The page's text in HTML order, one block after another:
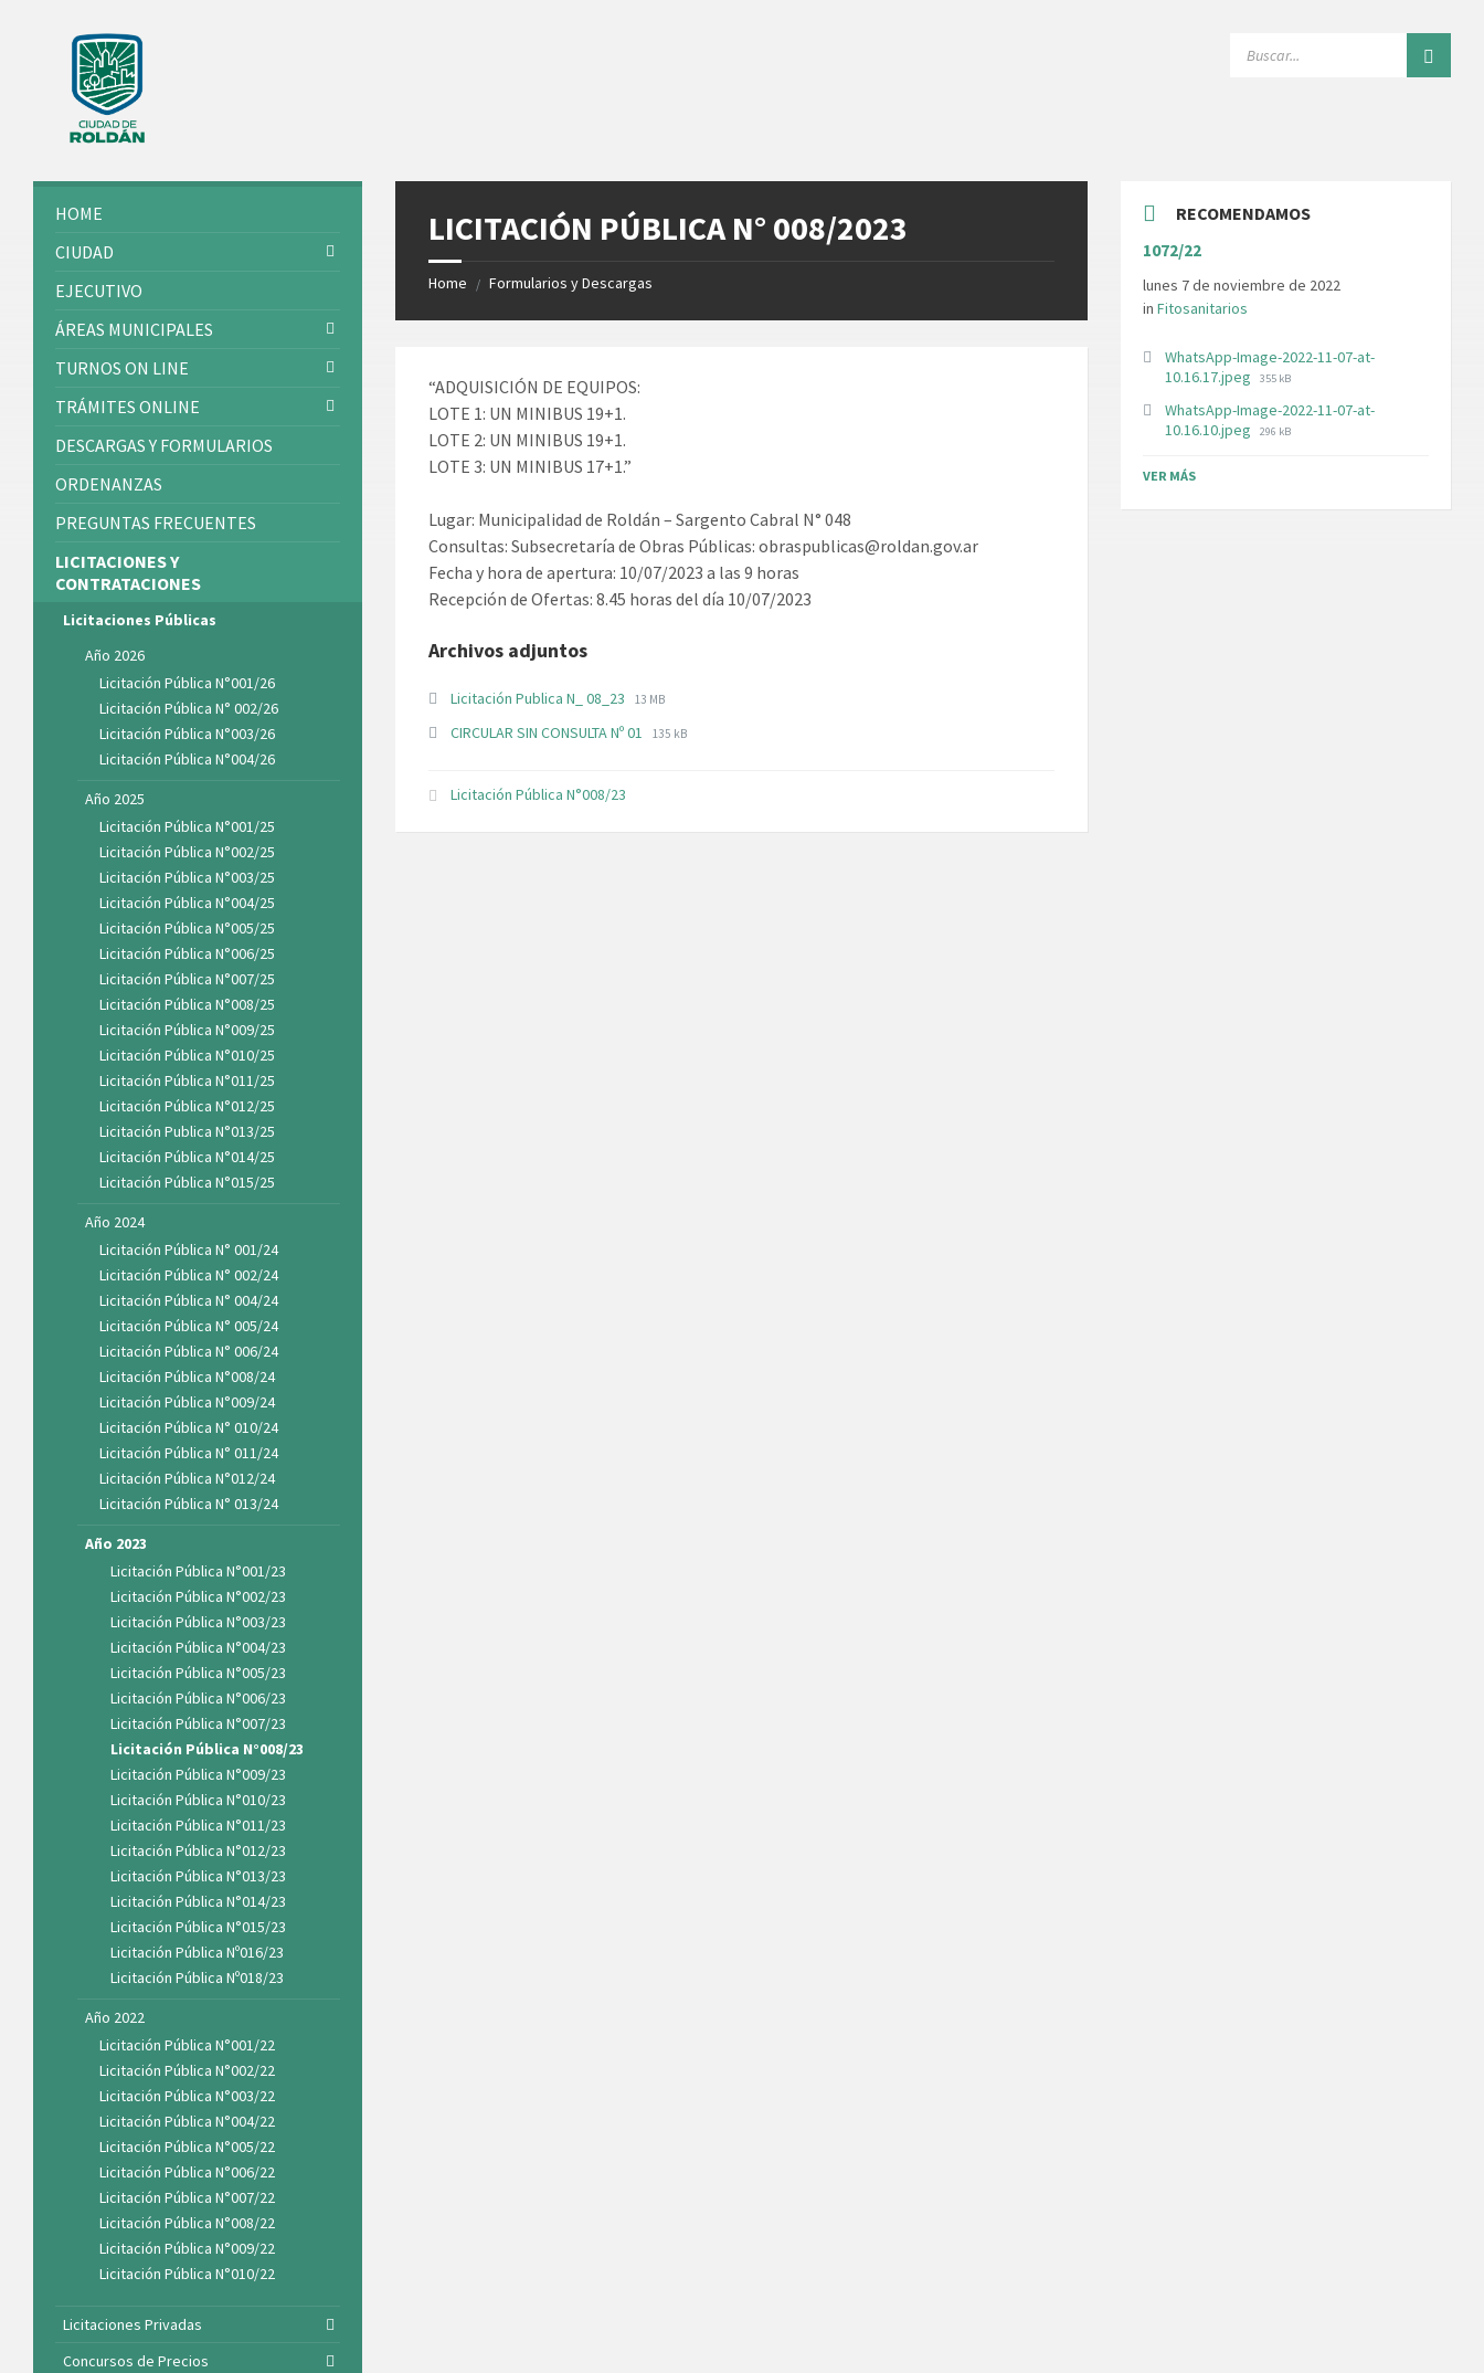
LICITACIÓN PÚBLICA N° 008/2023
Home / Formularios y Descargas
“ADQUISICIÓN DE EQUIPOS:
LOTE 1: UN MINIBUS 19+1.
LOTE 2: UN MINIBUS 19+1.
LOTE 3: UN MINIBUS 17+1.”
Lugar: Municipalidad de Roldán – Sargento Cabral N° 048
Consultas: Subsecretaría de Obras Públicas: obraspublicas@roldan.gov.ar
Fecha y hora de apertura: 10/07/2023 a las 9 horas
Recepción de Ofertas: 8.45 horas del día 10/07/2023
Archivos adjuntos
Licitación Publica N_ 08_23
File
pdf
File
13 MB
CIRCULAR SIN CONSULTA Nº 01
File
File
135 kB
Licitación Pública N°008/23
HOME
CIUDAD
EJECUTIVO
ÁREAS MUNICIPALES
TURNOS ON LINE
TRÁMITES ONLINE
DESCARGAS Y FORMULARIOS
ORDENANZAS
PREGUNTAS FRECUENTES
LICITACIONES Y
CONTRATACIONES
Licitaciones Públicas
Año 2026
Licitación Pública N°001/26
Licitación Pública N° 002/26
Licitación Pública N°003/26
Licitación Pública N°004/26
Año 2025
Licitación Pública N°001/25
Licitación Pública N°002/25
Licitación Pública N°003/25
Licitación Pública N°004/25
Licitación Pública N°005/25
Licitación Pública N°006/25
Licitación Pública N°007/25
Licitación Pública N°008/25
Licitación Pública N°009/25
Licitación Pública N°010/25
Licitación Pública N°011/25
Licitación Pública N°012/25
Licitación Publica N°013/25
Licitación Pública N°014/25
Licitación Pública N°015/25
Año 2024
Licitación Pública N° 001/24
Licitación Pública N° 002/24
Licitación Pública N° 004/24
Licitación Pública N° 005/24
Licitación Pública N° 006/24
Licitación Pública N°008/24
Licitación Pública N°009/24
Licitación Pública N° 010/24
Licitación Pública N° 011/24
Licitación Pública N°012/24
Licitación Pública N° 013/24
Año 2023
Licitación Pública N°001/23
Licitación Pública N°002/23
Licitación Pública N°003/23
Licitación Pública N°004/23
Licitación Pública N°005/23
Licitación Pública N°006/23
Licitación Pública N°007/23
Licitación Pública N°008/23
Licitación Pública N°009/23
Licitación Pública N°010/23
Licitación Pública N°011/23
Licitación Pública N°012/23
Licitación Pública N°013/23
Licitación Pública N°014/23
Licitación Pública N°015/23
Licitación Pública Nº016/23
Licitación Pública Nº018/23
Año 2022
Licitación Pública N°001/22
Licitación Pública N°002/22
Licitación Pública N°003/22
Licitación Pública N°004/22
Licitación Pública N°005/22
Licitación Pública N°006/22
Licitación Pública N°007/22
Licitación Pública N°008/22
Licitación Pública N°009/22
Licitación Pública N°010/22
Licitaciones Privadas
Concursos de Precios
RECOMENDAMOS
1072/22
lunes 7 de noviembre de 2022
inFitosanitarios
WhatsApp-Image-2022-11-07-at-
10.16.17.jpeg File
355 kB
WhatsApp-Image-2022-11-07-at-
10.16.10.jpeg File
296 kB
VER MÁS